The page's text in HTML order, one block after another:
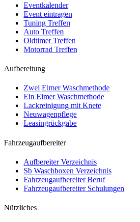
Eventkalender
Event eintragen
Tuning Treffen
Auto Treffen
Oldtimer Treffen
Motorrad Treffen
Aufbereitung
Zwei Eimer Waschmethode
Ein Eimer Waschmethode
Lackreinigung mit Knete
Neuwagenpflege
Leasingrückgabe
Fahrzeugaufbereiter
Aufbereiter Verzeichnis
Sb Waschboxen Verzeichnis
Fahrzeugaufbereiter Beruf
Fahrzeugaufbereiter Schulungen
Nützliches